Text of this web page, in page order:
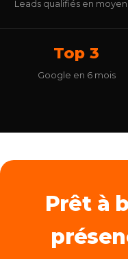
Leads qualifiés en
Top 3
Google en 6 mois
Prêt à